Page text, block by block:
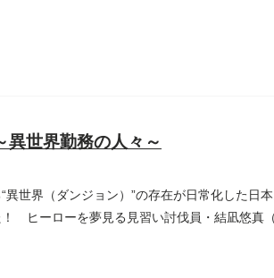
異世界勤務の人々～
異世界（ダンジョン）”の存在が日常化した日
ヒーローを夢見る見習い討伐員・結凪悠真